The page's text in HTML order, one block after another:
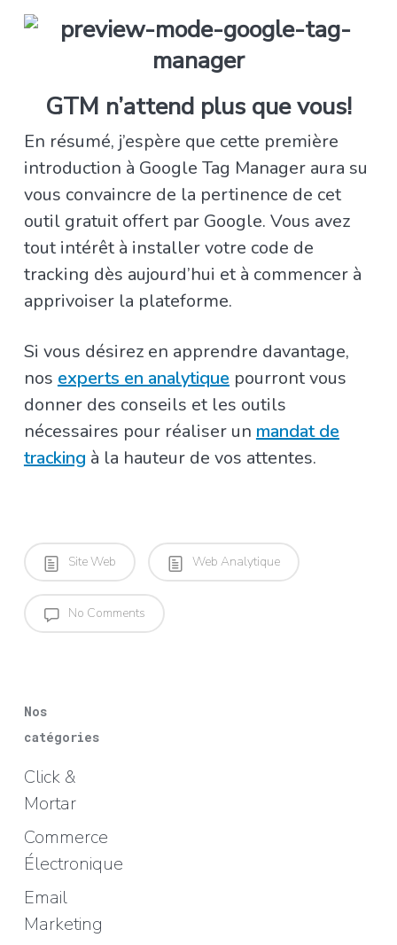
GTM n’attend plus que vous!
En résumé, j’espère que cette première
introduction à Google Tag Manager aura su
vous convaincre de la pertinence de cet
outil gratuit offert par Google. Vous avez
tout intérêt à installer votre code de
tracking dès aujourd’hui et à commencer à
apprivoiser la plateforme.
Si vous désirez en apprendre davantage,
nos experts en analytique pourront vous
donner des conseils et les outils
nécessaires pour réaliser un mandat de
tracking à la hauteur de vos attentes.
Site Web Web Analytique
No Comments
Nos
catégories
Click &
Mortar
Commerce
Électronique
Email
Marketing